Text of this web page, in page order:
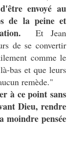
envoyé au
de la peine et
Et Jean
de se convertir
comme le
bas et que leurs
remède."
à ce point sans
Dieu, rendre
moindre pensée